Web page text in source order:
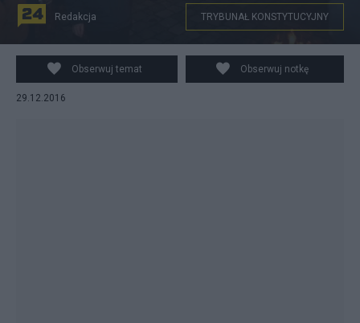
Zgromadzenie cykliczne - miesięcznica smoleńska
Redakcja TRYBUNAŁ KONSTYTUCYJNY
Obserwuj temat Obserwuj notkę
29.12.2016